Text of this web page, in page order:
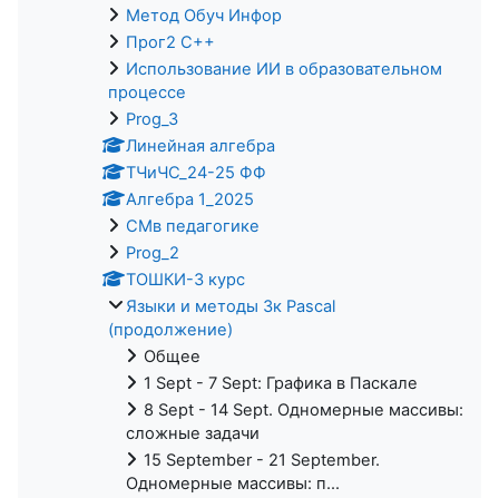
Метод Обуч Инфор
Прог2 С++
Использование ИИ в образовательном
процессе
Prog_3
Линейная алгебра
ТЧиЧС_24-25 ФФ
Алгебра 1_2025
СМв педагогике
Prog_2
ТОШКИ-3 курс
Языки и методы 3к Pascal
(продолжение)
Общее
1 Sept - 7 Sept: Графика в Паскале
8 Sept - 14 Sept. Одномерные массивы:
сложные задачи
15 September - 21 September.
Одномерные массивы: п...